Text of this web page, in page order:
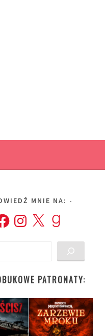
MNIE NA:
Instagram
X Goodreads
PATRONATY: